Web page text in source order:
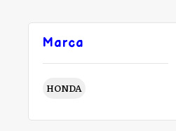
Marca
HONDA